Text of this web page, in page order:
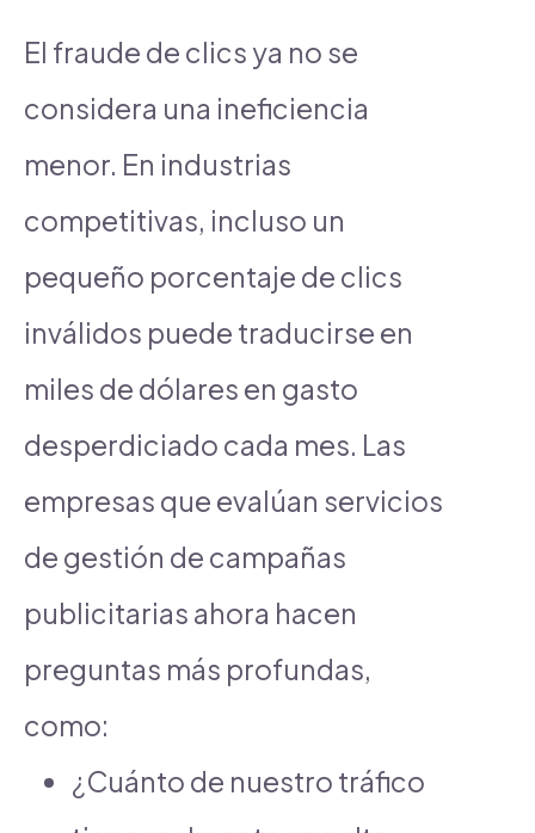
El fraude de clics ya no se
considera una ineficiencia
menor. En industrias
competitivas, incluso un
pequeño porcentaje de clics
inválidos puede traducirse en
miles de dólares en gasto
desperdiciado cada mes. Las
empresas que evalúan servicios
de gestión de campañas
publicitarias ahora hacen
preguntas más profundas,
como:
¿Cuánto de nuestro tráfico